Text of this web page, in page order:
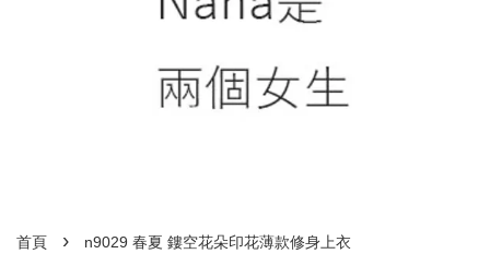
首頁 › n9029 春夏 鏤空花朵印花薄款修身上衣